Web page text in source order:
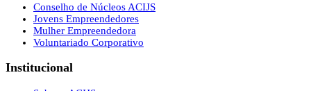
Conselho de Núcleos ACIJS
Jovens Empreendedores
Mulher Empreendedora
Voluntariado Corporativo
Institucional